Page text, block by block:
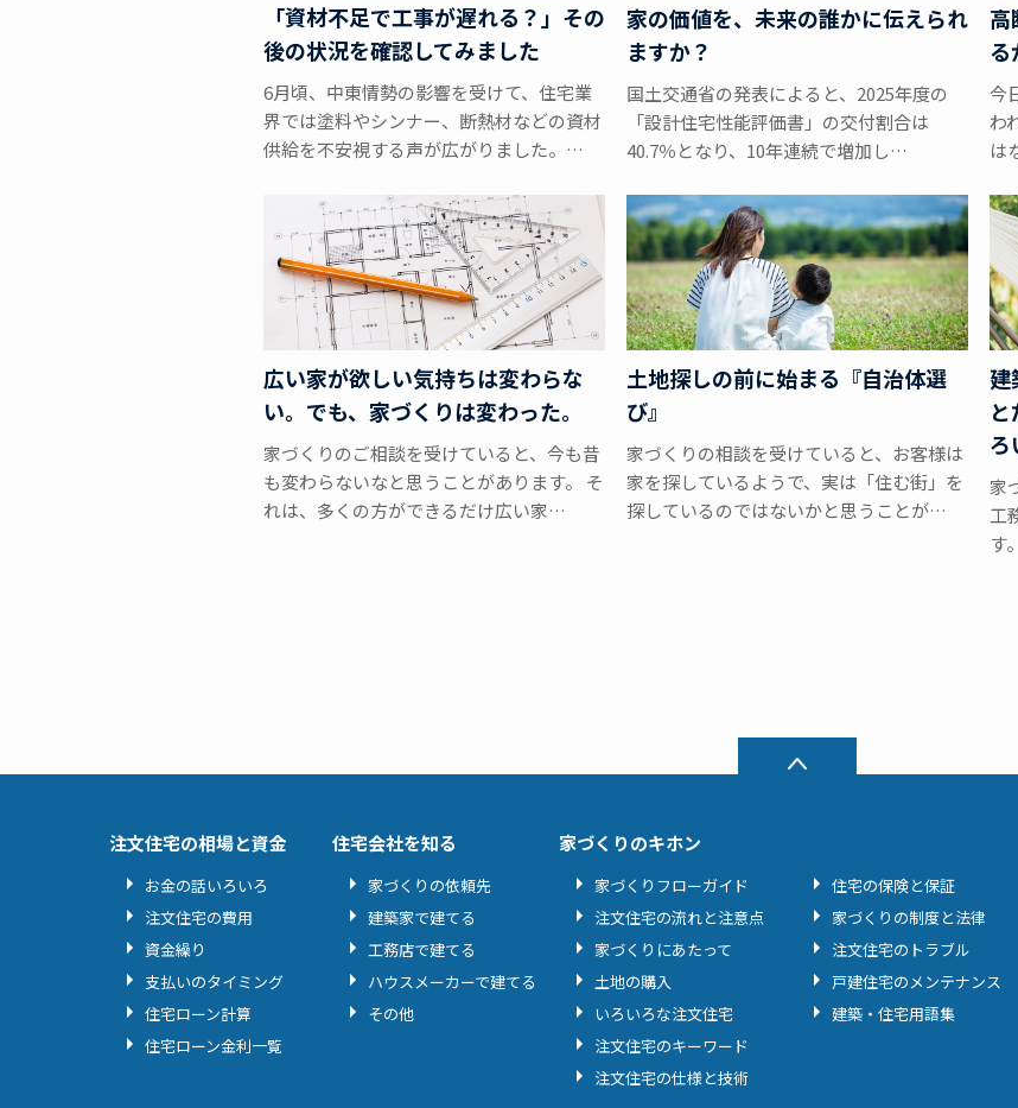
「資材不足で工事が遅れる？」その
後の状況を確認してみました
6月頃、中東情勢の影響を受けて、住宅業
界では塗料やシンナー、断熱材などの資材
供給を不安視する声が広がりました。…
家の価値を、未来の誰かに伝えられ
ますか？
国土交通省の発表によると、2025年度の
「設計住宅性能評価書」の交付割合は
40.7％となり、10年連続で増加し…
高
る
今
わ
は
広い家が欲しい気持ちは変わらな
い。でも、家づくりは変わった。
家づくりのご相談を受けていると、今も昔
も変わらないなと思うことがあります。 そ
れは、多くの方ができるだけ広い家…
土地探しの前に始まる『自治体選
び』
家づくりの相談を受けていると、お客様は
家を探しているようで、実は「住む街」を
探しているのではないかと思うことが…
建
ろ
家
工
す
注文住宅の相場と資金
お金の話いろいろ
注文住宅の費用
資金繰り
支払いのタイミング
住宅ローン計算
住宅ローン金利一覧
住宅会社を知る
家づくりの依頼先
建築家で建てる
工務店で建てる
ハウスメーカーで建てる
その他
家づくりのキホン
家づくりフローガイド
注文住宅の流れと注意点
家づくりにあたって
土地の購入
いろいろな注文住宅
注文住宅のキーワード
注文住宅の仕様と技術
住宅の保険と保証
家づくりの制度と法律
注文住宅のトラブル
戸建住宅のメンテナンス
建築・住宅用語集